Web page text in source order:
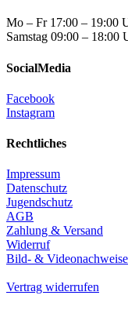
Mo – Fr 17:00 – 19:00
Samstag 09:00 – 18:00
SocialMedia
Facebook
Instagram
Rechtliches
Impressum
Datenschutz
Jugendschutz
AGB
Zahlung & Versand
Widerruf
Bild- & Videonachweise
Vertrag widerrufen